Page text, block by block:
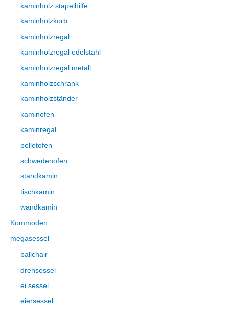
kaminholz stapelhilfe
kaminholzkorb
kaminholzregal
kaminholzregal edelstahl
kaminholzregal metall
kaminholzschrank
kaminholzständer
kaminofen
kaminregal
pelletofen
schwedenofen
standkamin
tischkamin
wandkamin
Kommoden
megasessel
ballchair
drehsessel
ei sessel
eiersessel